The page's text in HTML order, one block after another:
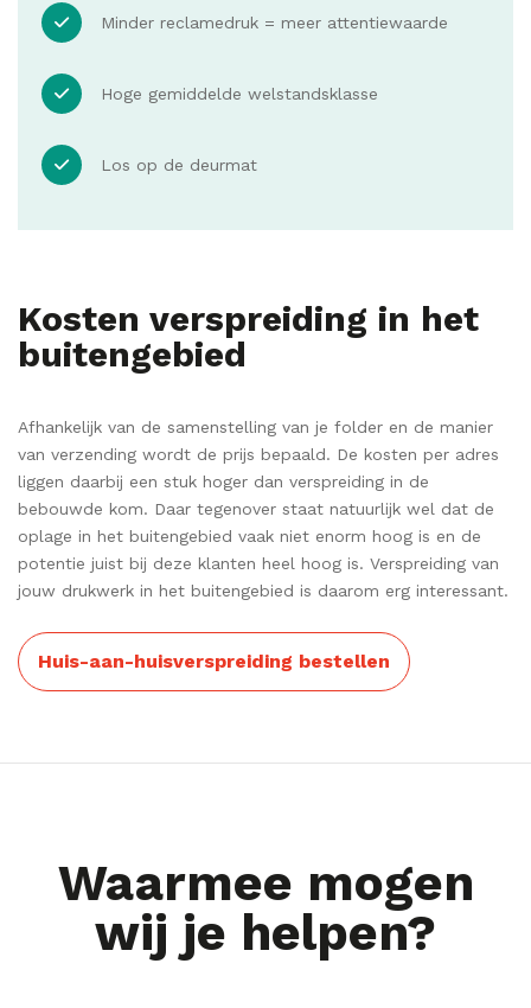
Minder reclamedruk = meer attentiewaarde
Hoge gemiddelde welstandsklasse
Los op de deurmat
Kosten verspreiding in het
buitengebied
Afhankelijk van de samenstelling van je folder en de manier
van verzending wordt de prijs bepaald. De kosten per adres
liggen daarbij een stuk hoger dan verspreiding in de
bebouwde kom. Daar tegenover staat natuurlijk wel dat de
oplage in het buitengebied vaak niet enorm hoog is en de
potentie juist bij deze klanten heel hoog is. Verspreiding van
jouw drukwerk in het buitengebied is daarom erg interessant.
Huis-aan-huisverspreiding bestellen
Waarmee mogen
wij je helpen?